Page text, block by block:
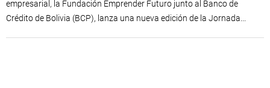
empresarial, la Fundación Emprender Futuro junto al Banco de
Crédito de Bolivia (BCP), lanza una nueva edición de la Jornada...